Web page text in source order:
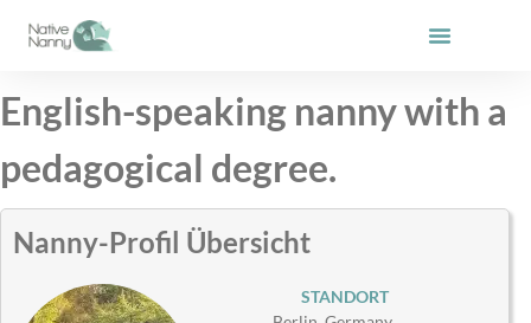
Inhalt
English-speaking nanny with a
pedagogical degree.
Nanny-Profil Übersicht
STANDORT